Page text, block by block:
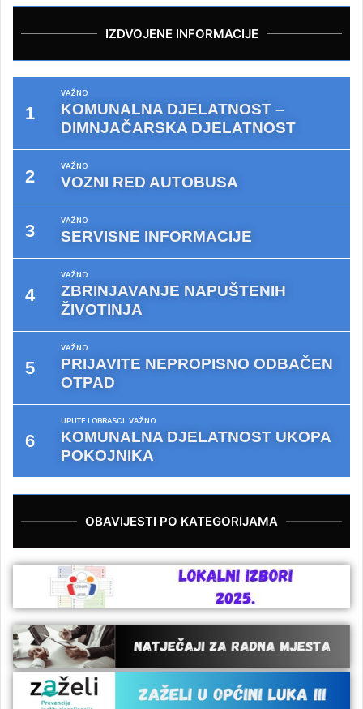
IZDVOJENE INFORMACIJE
VAŽNO
KOMUNALNA DJELATNOST –
DIMNJAČARSKA DJELATNOST
VAŽNO
VOZNI RED AUTOBUSA
VAŽNO
SERVISNE INFORMACIJE
VAŽNO
ZBRINJAVANJE NAPUŠTENIH
ŽIVOTINJA
VAŽNO
PRIJAVITE NEPROPISNO ODBAČEN
OTPAD
UPUTE I OBRASCI VAŽNO
KOMUNALNA DJELATNOST UKOPA
POKOJNIKA
OBAVIJESTI PO KATEGORIJAMA